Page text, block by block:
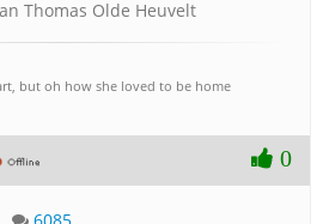
Thomas Olde Heuvelt
but oh how she loved to be home
0